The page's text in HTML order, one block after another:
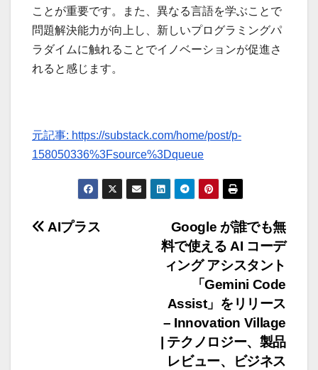
ことが重要です。また、異なる言語を学ぶことで
問題解決能力が向上し、新しいプログラミングパ
ラダイムに触れることでイノベーションが促進さ
れると感じます。
元記事: https://substack.com/home/post/p-
158050336%3Fsource%3Dqueue
投
Google が誰でも無
料で使える AI コーデ
ィング アシスタント
「Gemini Code
Assist」をリリース
– Innovation Village
| テクノロジー、製品
レビュー、ビジネス
AIプラス